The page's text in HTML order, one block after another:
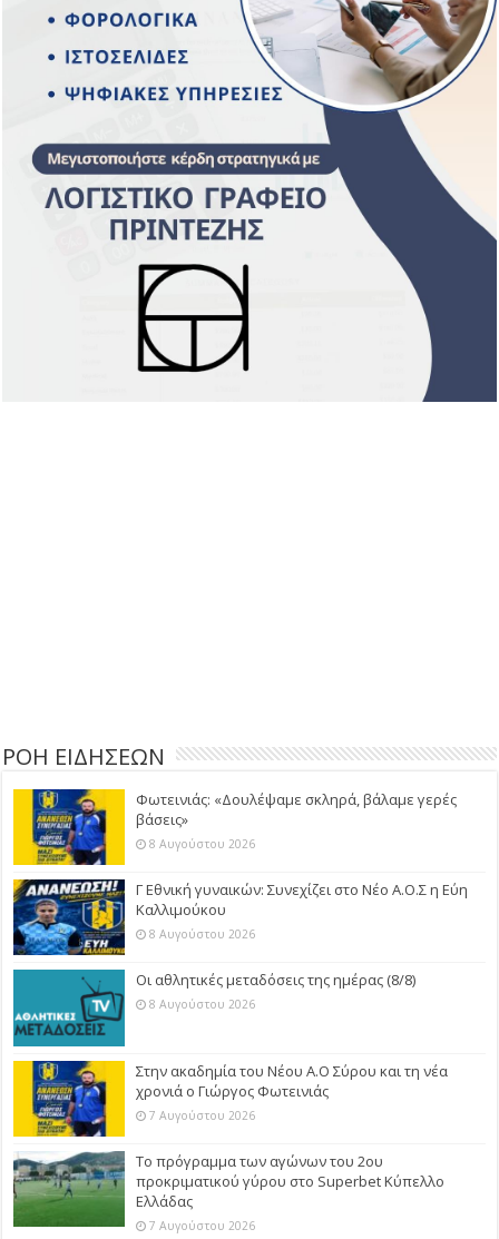
ΡΟΗ ΕΙΔΗΣΕΩΝ
Φωτεινιάς: «Δουλέψαμε σκληρά, βάλαμε γερές
βάσεις»
8 Αυγούστου 2026
Γ Εθνική γυναικών: Συνεχίζει στο Νέο Α.Ο.Σ η Εύη
Καλλιμούκου
8 Αυγούστου 2026
Οι αθλητικές μεταδόσεις της ημέρας (8/8)
8 Αυγούστου 2026
Στην ακαδημία του Νέου Α.Ο Σύρου και τη νέα
χρονιά ο Γιώργος Φωτεινιάς
7 Αυγούστου 2026
Το πρόγραμμα των αγώνων του 2ου
προκριματικού γύρου στο Superbet Κύπελλο
Ελλάδας
7 Αυγούστου 2026